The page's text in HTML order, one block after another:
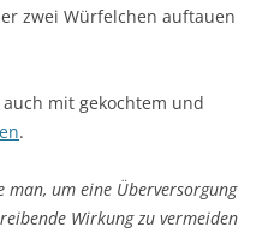
zwei Würfelchen auftauen
mit gekochtem und
.
man, um eine Überversorgung
Wirkung zu vermeiden